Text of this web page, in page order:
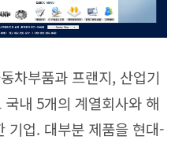
차부품과 프랜지, 산업기
내 5개의 계열회사와 해
기업. 대부분 제품을 현대-